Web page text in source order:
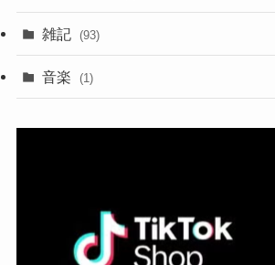
雑記 (93)
音楽 (1)